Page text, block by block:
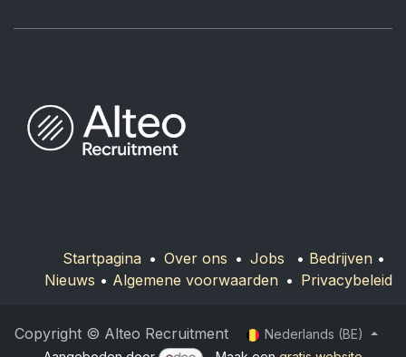
Startpagina • Over ons • Jobs • Bedrijven •
Nieuws • Algemene voorwaarden​ • Privacybeleid
Copyright © Alteo Recruitment
Nederlands (BE)